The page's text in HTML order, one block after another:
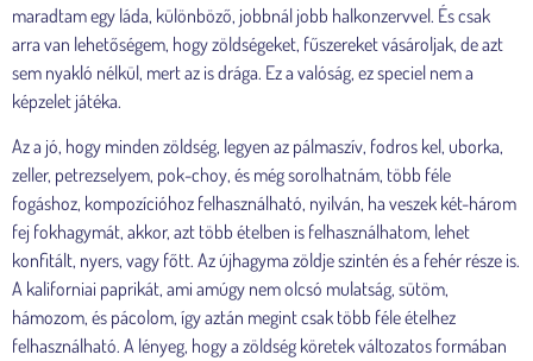
maradtam egy láda, különböző, jobbnál jobb halkonzervvel. És csak
arra van lehetőségem, hogy zöldségeket, fűszereket vásároljak, de azt
sem nyakló nélkül, mert az is drága. Ez a valóság, ez speciel nem a
képzelet játéka.
Az a jó, hogy minden zöldség, legyen az pálmaszív, fodros kel, uborka,
zeller, petrezselyem, pok-choy, és még sorolhatnám, több féle
fogáshoz, kompozícióhoz felhasználható, nyilván, ha veszek két-három
fej fokhagymát, akkor, azt több ételben is felhasználhatom, lehet
konfitált, nyers, vagy főtt. Az újhagyma zöldje szintén és a fehér része is.
A kaliforniai paprikát, ami amúgy nem olcsó mulatság, sütöm,
hámozom, és pácolom, így aztán megint csak több féle ételhez
felhasználható. A lényeg, hogy a zöldség köretek változatos formában